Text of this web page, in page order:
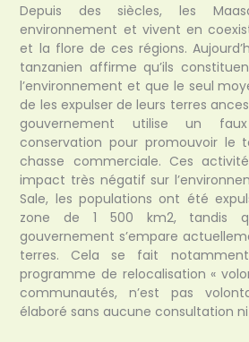
Depuis des siècles, les
environnement et vivent en
et la flore de ces régions.
tanzanien affirme qu’ils
l’environnement et que le seul
de les expulser de leurs terres
gouvernement utilise un
conservation pour promouvoir le
chasse commerciale. Ces
impact très négatif sur
Sale, les populations ont été
zone de 1 500 km2, tandis
gouvernement s’empare
terres. Cela se fait
programme de relocalisation «
communautés, n’est pas
élaboré sans aucune consultation